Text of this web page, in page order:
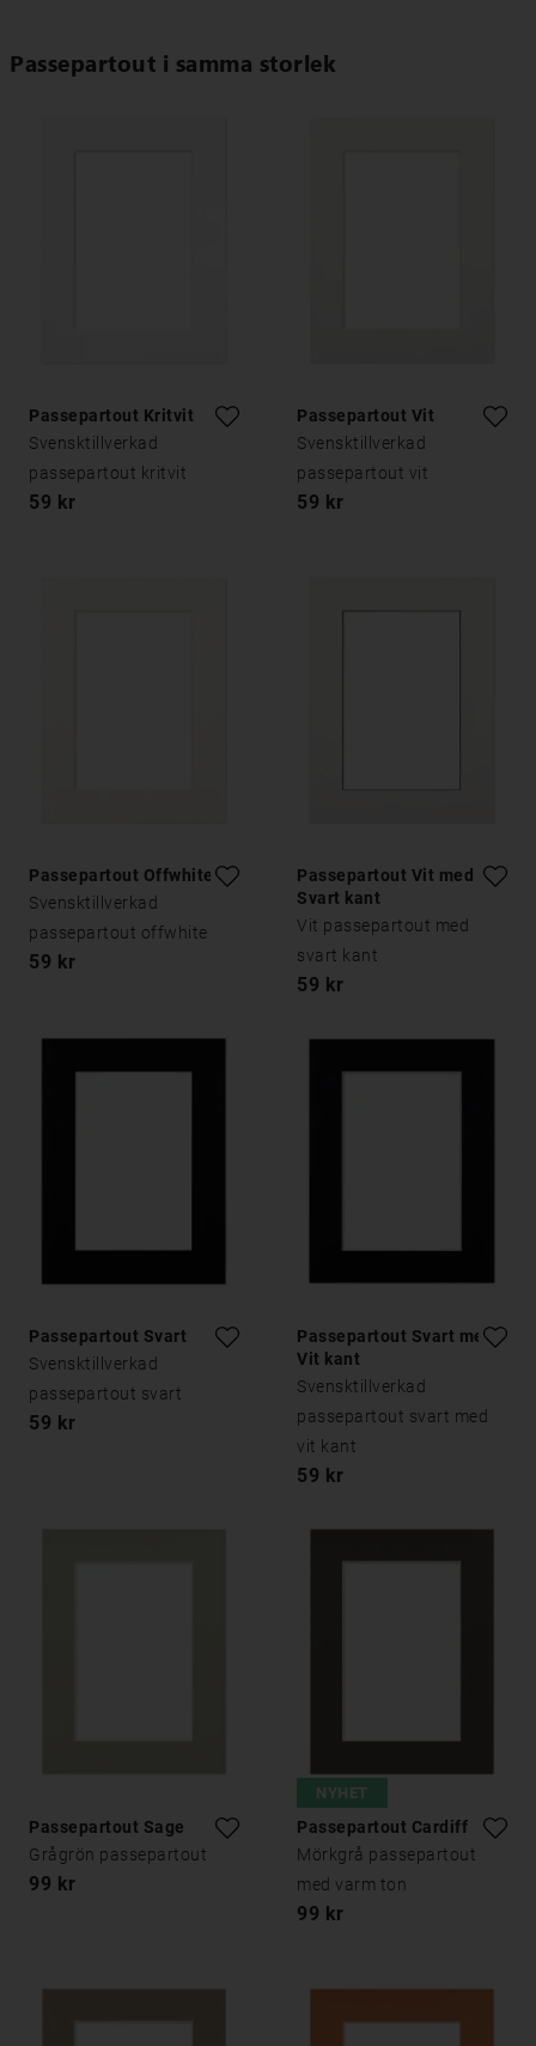
Passepartout i samma storlek
Passepartout Kritvit
Svensktillverkad
passepartout kritvit
59 kr
Passepartout Vit
Svensktillverkad
passepartout vit
59 kr
Passepartout Offwhite
Svensktillverkad
passepartout offwhite
59 kr
Passepartout Vit med
Svart kant
Vit passepartout med
svart kant
59 kr
Passepartout Svart
Svensktillverkad
passepartout svart
59 kr
Passepartout Svart med
Vit kant
Svensktillverkad
passepartout svart med
vit kant
59 kr
Passepartout Sage
Grågrön passepartout
99 kr
NYHET
Passepartout Cardiff
Mörkgrå passepartout
med varm ton
99 kr